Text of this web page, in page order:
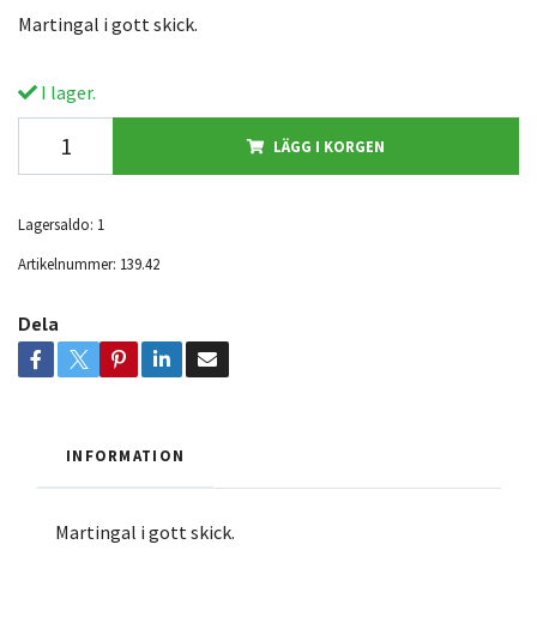
Martingal i gott skick.
I lager.
LÄGG I KORGEN
Lagersaldo: 1
Artikelnummer: 139.42
Dela
INFORMATION
Martingal i gott skick.